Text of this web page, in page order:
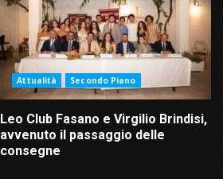
Attualità Secondo Piano
Leo Club Fasano e Virgilio Brindisi,
avvenuto il passaggio delle
consegne